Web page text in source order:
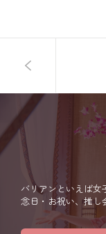
バリアンといえば
念日・お祝い、推